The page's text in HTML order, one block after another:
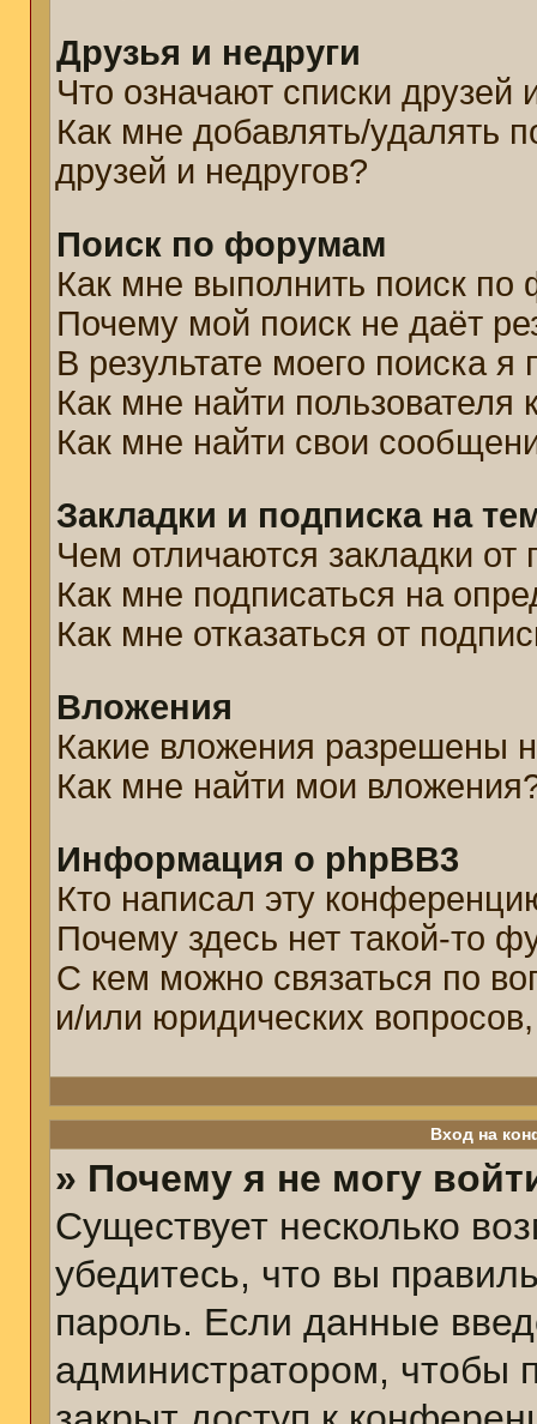
Друзья и недруги
Что означают списки друзей
Как мне добавлять/удалять
друзей и недругов?
Поиск по форумам
Как мне выполнить поиск
Почему мой поиск не даёт
В результате моего поиска
Как мне найти пользователя
Как мне найти свои
Закладки и подписка на
Чем отличаются закладки от
Как мне подписаться на
Как мне отказаться от
Вложения
Какие вложения разрешены
Как мне найти мои
Информация о phpBB3
Кто написал эту
Почему здесь нет такой-то
С кем можно связаться по
и/или юридических
Вход на
» Почему я не могу
Существует несколько
убедитесь, что вы
пароль. Если данные
администратором, чтобы